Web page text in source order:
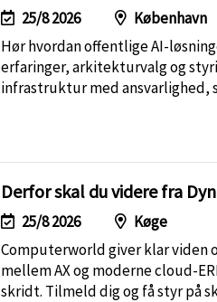
25/8 2026
København
Hør hvordan offentlige AI-
erfaringer, arkitekturvalg og
infrastruktur med ansvarlighed,
Derfor skal du videre fra
25/8 2026
Køge
Computerworld giver klar viden
mellem AX og moderne cloud-
skridt. Tilmeld dig og få styr på